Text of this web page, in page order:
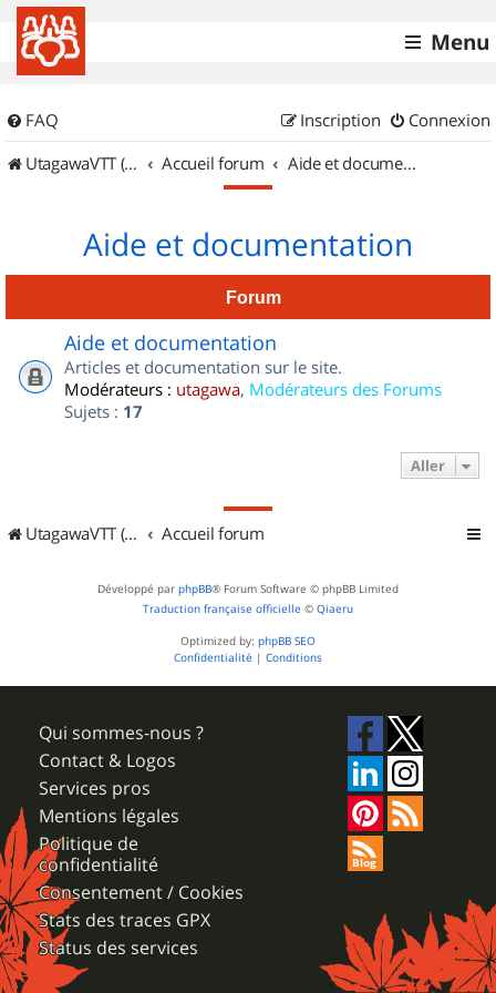
Menu
FAQ Connexion
Inscription
UtagawaVTT (Randos VTT et VTTAE avec traces GPS)
Accueil forum Aide et documentation
Aide et documentation
Forum
Aide et documentation
Articles et documentation sur le site.
Modérateurs : utagawa, Modérateurs des Forums
Sujets : 17
Aller
UtagawaVTT (Randos VTT et VTTAE avec traces GPS) Accueil forum
Développé par phpBB® Forum Software © phpBB Limited
Traduction française officielle © Qiaeru
Optimized by: phpBB SEO
Confidentialité | Conditions
Qui sommes-nous ?
Contact & Logos
Services pros
Mentions légales
Politique de
confidentialité
Consentement / Cookies
Stats des traces GPX
Status des services